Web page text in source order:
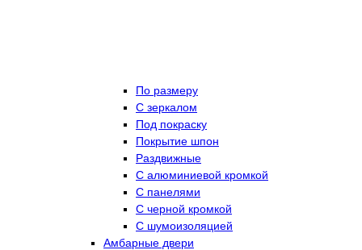
По размеру
C зеркалом
Под покраску
Покрытие шпон
Раздвижные
С алюминиевой кромкой
С панелями
С черной кромкой
С шумоизоляцией
Амбарные двери